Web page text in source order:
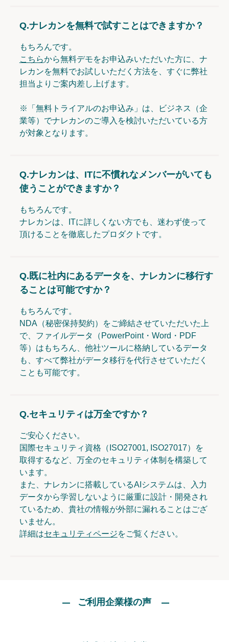
Q.ナレカンを無料で試すことはできますか？
もちろんです。
こちらから無料デモをお申込みいただいた方に、ナ
レカンを無料でお試しいただく方法を、すぐに弊社
担当よりご案内差し上げます。
※「無料トライアルのお申込み」は、ビジネス（企
業等）でナレカンのご導入を検討いただいている方
が対象となります。
Q.ナレカンは、ITに不慣れなメンバーがいても
使うことができますか？
もちろんです。
ナレカンは、ITに詳しくない方でも、迷わず使って
頂けることを徹底したプロダクトです。
Q.既に社内にあるデータを、ナレカンに移行す
ることは可能ですか？
もちろんです。
NDA（秘密保持契約）をご締結させていただいた上
で、ファイルデータ（PowerPoint・Word・PDF
等）はもちろん、他社ツールに格納しているデータ
も、すべて弊社がデータ移行を代行させていただく
ことも可能です。
Q.セキュリティは万全ですか？
ご安心ください。
国際セキュリティ資格（ISO27001, ISO27017）を
取得するなど、万全のセキュリティ体制を構築して
います。
また、ナレカンに搭載しているAIシステムは、入力
データから学習しないように厳重に設計・開発され
ているため、貴社の情報が外部に漏れることはござ
いません。
詳細はセキュリティページをご覧ください。
ご利用企業様の声